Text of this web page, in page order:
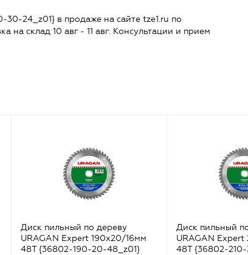
24_z01} в продаже на сайте tze1.ru по
на склад 10 авг - 11 авг. Консультации и прием
Диск пильный по дереву
URAGAN Expert 190х20/16мм
48Т {36802-190-20-48_z01}
Диск пильный
URAGAN
48Т {36802-